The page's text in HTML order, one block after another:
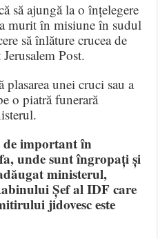
să ajungă la o înțelegere
murit în misiune în sudul
să înlăture crucea de
Post.
plasarea unei cruci sau a
o piatră funerară
de important în
unde sunt îngropați și
ministerul,
Șef al IDF care
jidovesc este